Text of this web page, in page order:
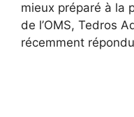
mieux préparé à la
de l’OMS, Tedros
récemment